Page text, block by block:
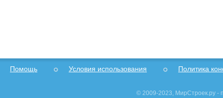
Помощь Условия использования Политика
© 2009-2023, МирСтроек.ру -